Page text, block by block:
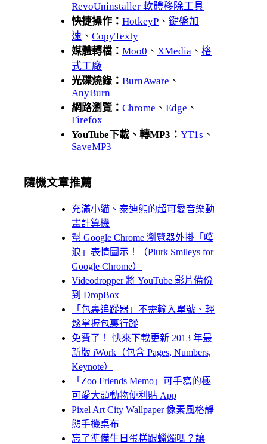
RevoUninstaller 軟體移除工具
快捷操作： HotkeyP 、 鍵盤加
速 、 CopyTexty
媒體轉檔： Moo0 、 XMedia 、 格
式工廠
光碟燒錄： BurnAware 、
AnyBurn
網路瀏覽： Chrome 、 Edge 、
Firefox
YouTube下載、轉MP3： YT1s 、
SaveMP3
隨機文章推薦
充滿小貓、泰迪熊的超可愛音樂動
畫計算機
幫 Google Chrome 瀏覽器外掛「噗
浪」表情圖示！（Plurk Smileys for
Google Chrome）
Videodropper 將 YouTube 影片備份
到 DropBox
「包裏追蹤器」不需輸入單號、輕
鬆掌握包裏行蹤
免費了！ 快來下載更新 2013 年最
新版 iWork（包含 Pages, Numbers,
Keynote）
「Zoo Friends Memo」可手寫的極
可愛大頭動物便利貼 App
Pixel Art City Wallpaper 像素風格靜
態手機桌布
忘了準備生日蛋糕跟蠟燭嗎？讓